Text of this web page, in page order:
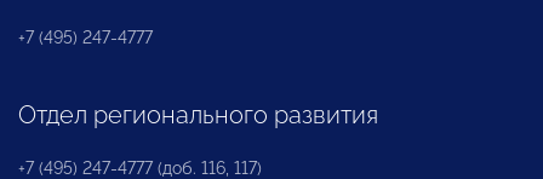
+7 (495) 247-4777
Отдел регионального развития
+7 (495) 247-4777 (доб. 116, 117)